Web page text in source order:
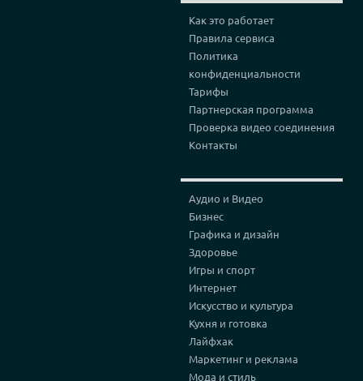
Как это работает
Правила сервиса
Политика
конфиденциальности
Тарифы
Партнерская программа
Проверка видео соединения
Контакты
Аудио и Видео
Бизнес
Графика и дизайн
Здоровье
Игры и спорт
Интернет
Искусство и культура
Кухня и готовка
Лайфхак
Маркетинг и реклама
Мода и стиль